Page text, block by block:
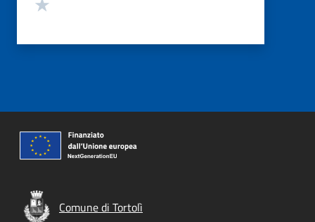
Comune di Tortolì